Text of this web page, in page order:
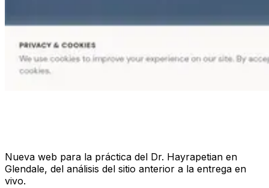
Nueva web para la práctica del Dr. Hayrapetian en
Glendale, del análisis del sitio anterior a la entrega en
vivo.